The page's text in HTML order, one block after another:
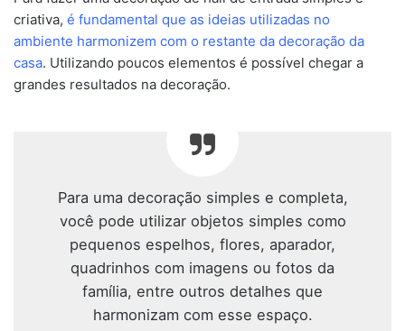
criativa, é fundamental que as ideias utilizadas no
ambiente harmonizem com o restante da decoração da
casa. Utilizando poucos elementos é possível chegar a
grandes resultados na decoração.
Para uma decoração simples e completa,
você pode utilizar objetos simples como
pequenos espelhos, flores, aparador,
quadrinhos com imagens ou fotos da
família, entre outros detalhes que
harmonizam com esse espaço.